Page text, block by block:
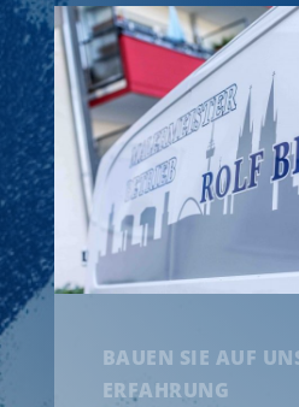
BAUEN SIE AUF
ERFAHRUNG